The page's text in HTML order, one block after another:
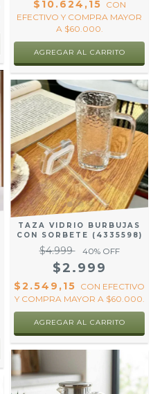
$10.624,15 CON
EFECTIVO Y COMPRA MAYOR
A $60.000.
TAZA VIDRIO BURBUJAS
CON SORBETE (4335598)
$4.999 40% OFF
$2.999
$2.549,15 CON EFECTIVO
Y COMPRA MAYOR A $60.000.